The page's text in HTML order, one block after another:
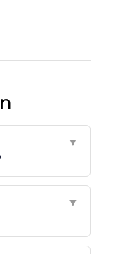
▼
▼